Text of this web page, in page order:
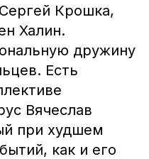
Крошка,
Халин.
дружину
Есть
Вячеслав
при худшем
как и его